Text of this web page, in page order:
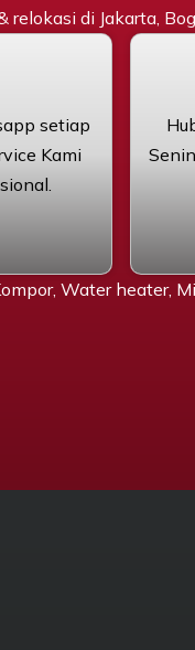
relokasi di Jakarta,
setiap
Kami
Water heater,